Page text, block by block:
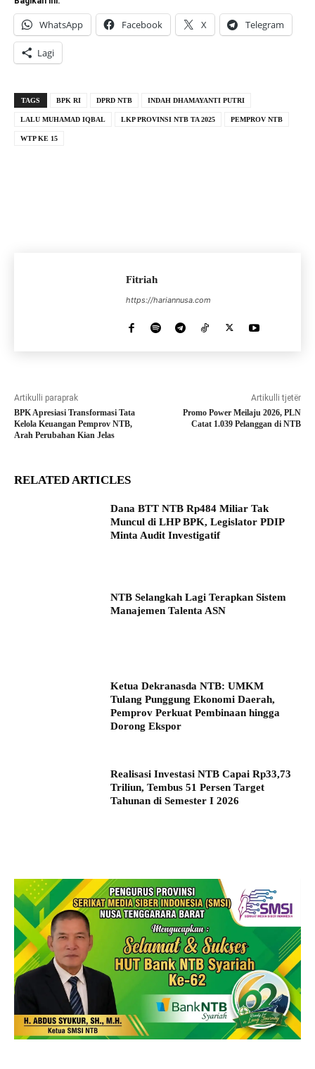
WhatsApp Facebook X Telegram
Lagi
TAGS BPK RI DPRD NTB INDAH DHAMAYANTI PUTRI
LALU MUHAMAD IQBAL LKP PROVINSI NTB TA 2025 PEMPROV NTB
WTP KE 15
Fitriah
https://hariannusa.com
Artikulli paraprak
BPK Apresiasi Transformasi Tata
Kelola Keuangan Pemprov NTB,
Arah Perubahan Kian Jelas
Artikulli tjetër
Promo Power Meilaju 2026, PLN
Catat 1.039 Pelanggan di NTB
RELATED ARTICLES
Dana BTT NTB Rp484 Miliar Tak
Muncul di LHP BPK, Legislator PDIP
Minta Audit Investigatif
NTB Selangkah Lagi Terapkan Sistem
Manajemen Talenta ASN
Ketua Dekranasda NTB: UMKM
Tulang Punggung Ekonomi Daerah,
Pemprov Perkuat Pembinaan hingga
Dorong Ekspor
Realisasi Investasi NTB Capai Rp33,73
Triliun, Tembus 51 Persen Target
Tahunan di Semester I 2026